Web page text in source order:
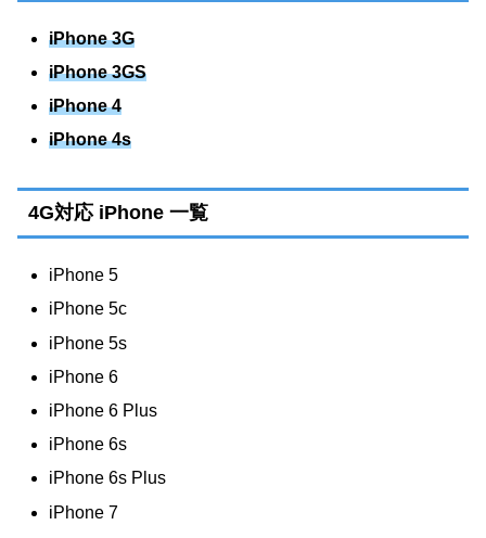
iPhone 3G
iPhone 3GS
iPhone 4
iPhone 4s
4G対応 iPhone 一覧
iPhone 5
iPhone 5c
iPhone 5s
iPhone 6
iPhone 6 Plus
iPhone 6s
iPhone 6s Plus
iPhone 7